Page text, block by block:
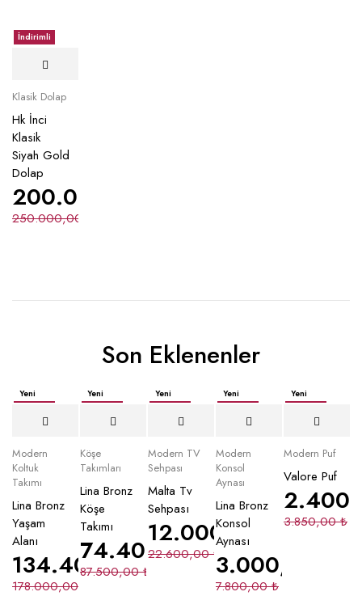
İndirimli
Klasik Dolap
Hk İnci
Klasik
Siyah Gold
Dolap
250.000,00
200.000,00
Son Eklenenler
Yeni
Modern
Koltuk
Takımı
Lina Bronz
Yaşam
Alanı
178.000,00
134.400,00₺
Yeni
Köşe
Takımları
Lina Bronz
Köşe
Takımı
87.500,00₺
74.400,00₺
Yeni
Modern TV
Sehpası
Malta Tv
Sehpası
22.600,00₺
12.000,00
Yeni
Modern
Konsol
Aynası
Lina Bronz
Konsol
Aynası
7.800,00₺
3.000,00
Yeni
Modern Puf
Valore Puf
3.850,00₺